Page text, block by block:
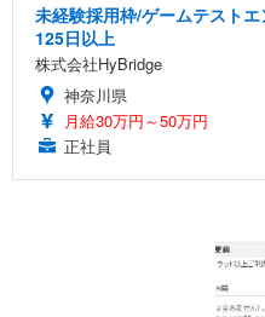
未経験採用枠/ゲームテスト
125日以上
株式会社HyBridge
神奈川県
月給30万円～50万円
正社員